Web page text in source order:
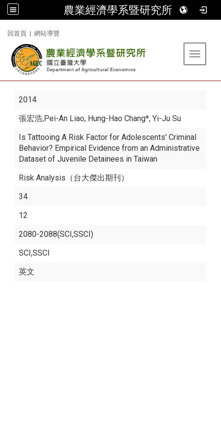
農業經濟學系暨研究所
回首頁 | 網站導覽
Toggle
2014
張宏浩,Pei-An Liao, Hung-Hao Chang*, Yi-Ju Su
Is Tattooing A Risk Factor for Adolescents' Criminal
Behavior? Empirical Evidence from an Administrative
Dataset of Juvenile Detainees in Taiwan
Risk Analysis（台大傑出期刊）
34
12
2080-2088(SCI,SSCI)
SCI,SSCI
英文